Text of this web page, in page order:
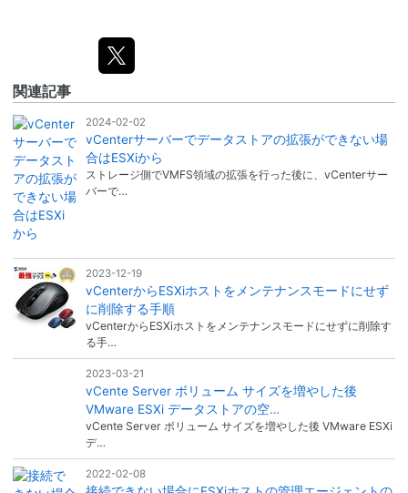
関連記事
2024-02-02
vCenterサーバーでデータストアの拡張ができない場
合はESXiから
ストレージ側でVMFS領域の拡張を行った後に、vCenterサー
バーで…
2023-12-19
vCenterからESXiホストをメンテナンスモードにせず
に削除する手順
vCenterからESXiホストをメンテナンスモードにせずに削除す
る手…
2023-03-21
vCente Server ボリューム サイズを増やした後
VMware ESXi データストアの空…
vCente Server ボリューム サイズを増やした後 VMware ESXi
デ…
2022-02-08